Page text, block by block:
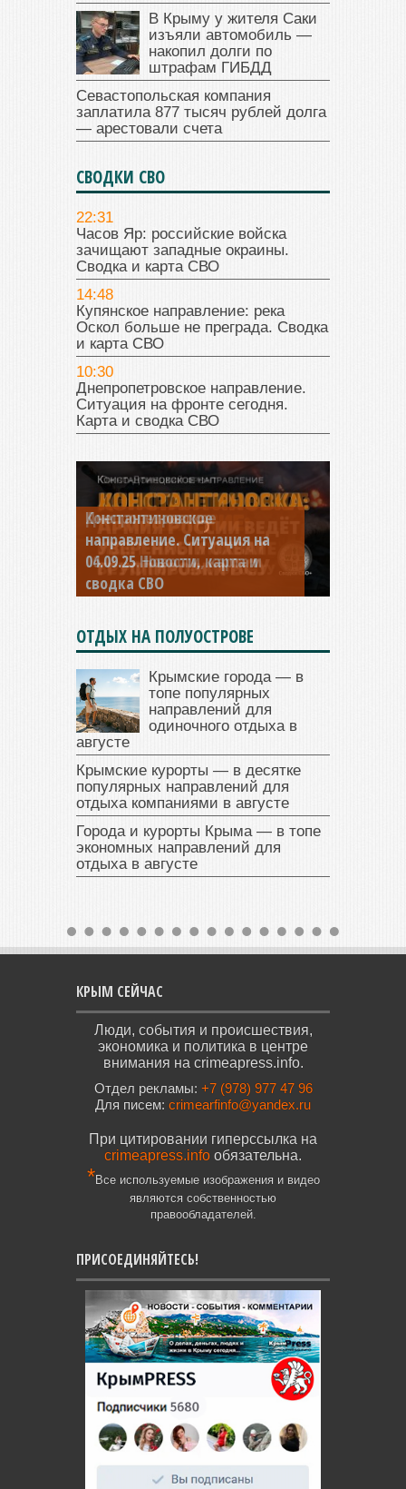
В Крыму у жителя Саки
изъяли автомобиль —
накопил долги по
штрафам ГИБДД
Севастопольская компания
заплатила 877 тысяч рублей долга
— арестовали счета
СВОДКИ СВО
22:31
Часов Яр: российские войска
зачищают западные окраины.
Сводка и карта СВО
14:48
Купянское направление: река
Оскол больше не преграда. Сводка
и карта СВО
10:30
Днепропетровское направление.
Ситуация на фронте сегодня.
Карта и сводка СВО
Константиновское
направление. Ситуация на
04.09.25 Новости, карта и
сводка СВО
ОТДЫХ НА ПОЛУОСТРОВЕ
Крымские города — в
топе популярных
направлений для
одиночного отдыха в
августе
Крымские курорты — в десятке
популярных направлений для
отдыха компаниями в августе
Города и курорты Крыма — в топе
экономных направлений для
отдыха в августе
КРЫМ СЕЙЧАС
Люди, события и происшествия,
экономика и политика в центре
внимания на crimeapress.info.
Отдел рекламы: +7 (978) 977 47 96
Для писем: crimearfinfo@yandex.ru
При цитировании гиперссылка на
crimeapress.info обязательна.
*Все используемые изображения и видео
являются собственностью
правообладателей.
ПРИСОЕДИНЯЙТЕСЬ!